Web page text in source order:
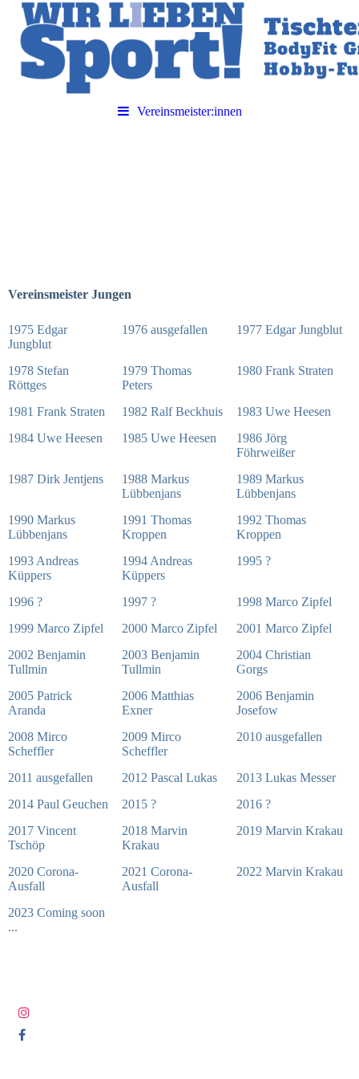
Vereinsmeister:innen
Vereinsmeister Jungen
1975 Edgar
Jungblut
1976 ausgefallen 1977 Edgar Jungblut
1978 Stefan
Röttges
1979 Thomas
Peters
1980 Frank Straten
1981 Frank Straten 1982 Ralf Beckhuis
1983 Uwe Heesen
1984 Uwe Heesen
1985 Uwe Heesen
1986 Jörg
Föhrweißer
1987 Dirk Jentjens
1988 Markus
Lübbenjans
1989 Markus
Lübbenjans
1990 Markus
Lübbenjans
1991 Thomas
Kroppen
1992 Thomas
Kroppen
1993 Andreas
Küppers
1994 Andreas
Küppers
1995 ?
1996 ? 1997 ?
1998 Marco Zipfel
1999 Marco Zipfel
2000 Marco Zipfel
2001 Marco Zipfel
2002 Benjamin
Tullmin
2003 Benjamin
Tullmin
2004 Christian
Gorgs
2005 Patrick
Aranda
2006 Matthias
Exner
2006 Benjamin
Josefow
2008 Mirco
Scheffler
2009 Mirco
Scheffler
2010 ausgefallen
2011 ausgefallen 2012 Pascal Lukas
2013 Lukas Messer
2014 Paul Geuchen
2015 ?
2016 ?
2017 Vincent
Tschöp
2018 Marvin
Krakau
2019 Marvin Krakau
2020 Corona-
Ausfall
2021 Corona-
Ausfall
2022 Marvin Krakau
2023 Coming soon
...